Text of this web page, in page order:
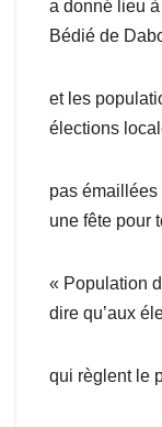
a donné lieu
Bédié de
et les
élections
pas
une fête pour
« Population
dire qu’aux
qui règlent le